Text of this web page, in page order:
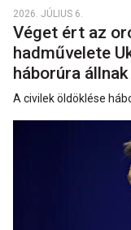
2026. JÚLIUS 6.
Véget ért az
hadművelete
háborúra
A civilek öldöklése